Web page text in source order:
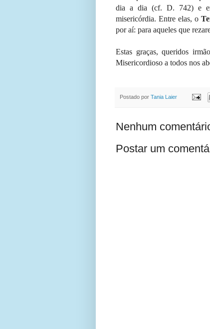
dia a dia (cf. D. 742) e
misericórdia. Entre elas, o
por aí: para aqueles que
Estas graças, queridos
Misericordioso a todos nos
Postado por Tania Laier
Nenhum
Postar um